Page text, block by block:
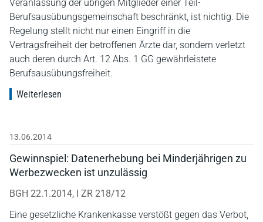
Veranlassung der übrigen Mitglieder einer Teil-
Berufsausübungsgemeinschaft beschränkt, ist nichtig. Die
Regelung stellt nicht nur einen Eingriff in die
Vertragsfreiheit der betroffenen Ärzte dar, sondern verletzt
auch deren durch Art. 12 Abs. 1 GG gewährleistete
Berufsausübungsfreiheit.
Weiterlesen
13.06.2014
Gewinnspiel: Datenerhebung bei Minderjährigen zu
Werbezwecken ist unzulässig
BGH 22.1.2014, I ZR 218/12
Eine gesetzliche Krankenkasse verstößt gegen das Verbot,